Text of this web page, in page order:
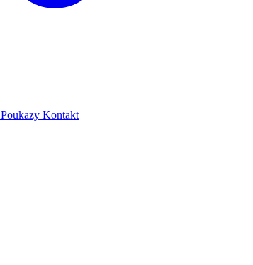
Poukazy Kontakt